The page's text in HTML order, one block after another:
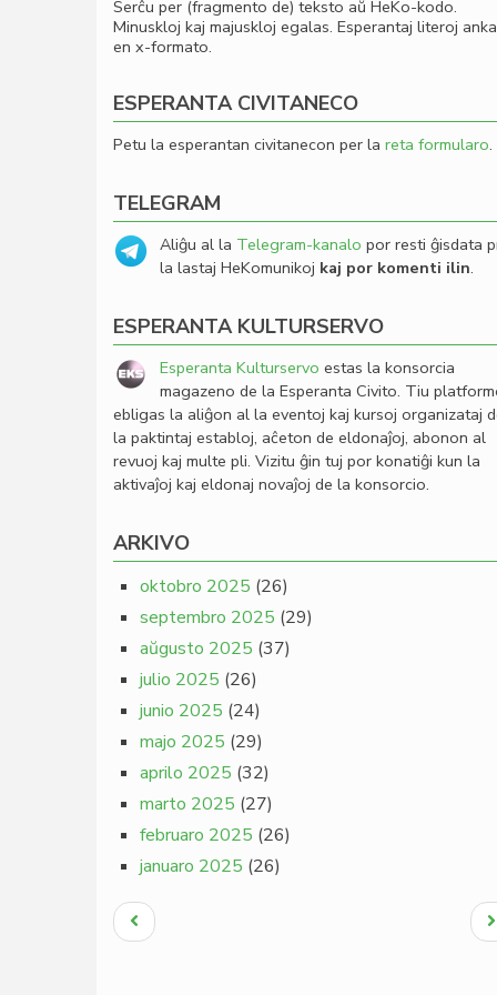
Serĉu per (fragmento de) teksto aŭ HeKo-kodo.
Minuskloj kaj majuskloj egalas. Esperantaj literoj
en x-formato.
ESPERANTA CIVITANECO
Petu la esperantan civitanecon per la reta formularo.
TELEGRAM
Aliĝu al la Telegram-kanalo por resti ĝisdata
la lastaj HeKomunikoj kaj por komenti ilin.
ESPERANTA KULTURSERVO
Esperanta Kulturservo estas la konsorcia
magazeno de la Esperanta Civito. Tiu
ebligas la aliĝon al la eventoj kaj kursoj organizataj
la paktintaj establoj, aĉeton de eldonaĵoj, abonon al
revuoj kaj multe pli. Vizitu ĝin tuj por konatiĝi kun la
aktivaĵoj kaj eldonaj novaĵoj de la konsorcio.
ARKIVO
oktobro 2025 (26)
septembro 2025 (29)
aŭgusto 2025 (37)
julio 2025 (26)
junio 2025 (24)
majo 2025 (29)
aprilo 2025 (32)
marto 2025 (27)
februaro 2025 (26)
januaro 2025 (26)
Pagination
Antaŭa
paĝo